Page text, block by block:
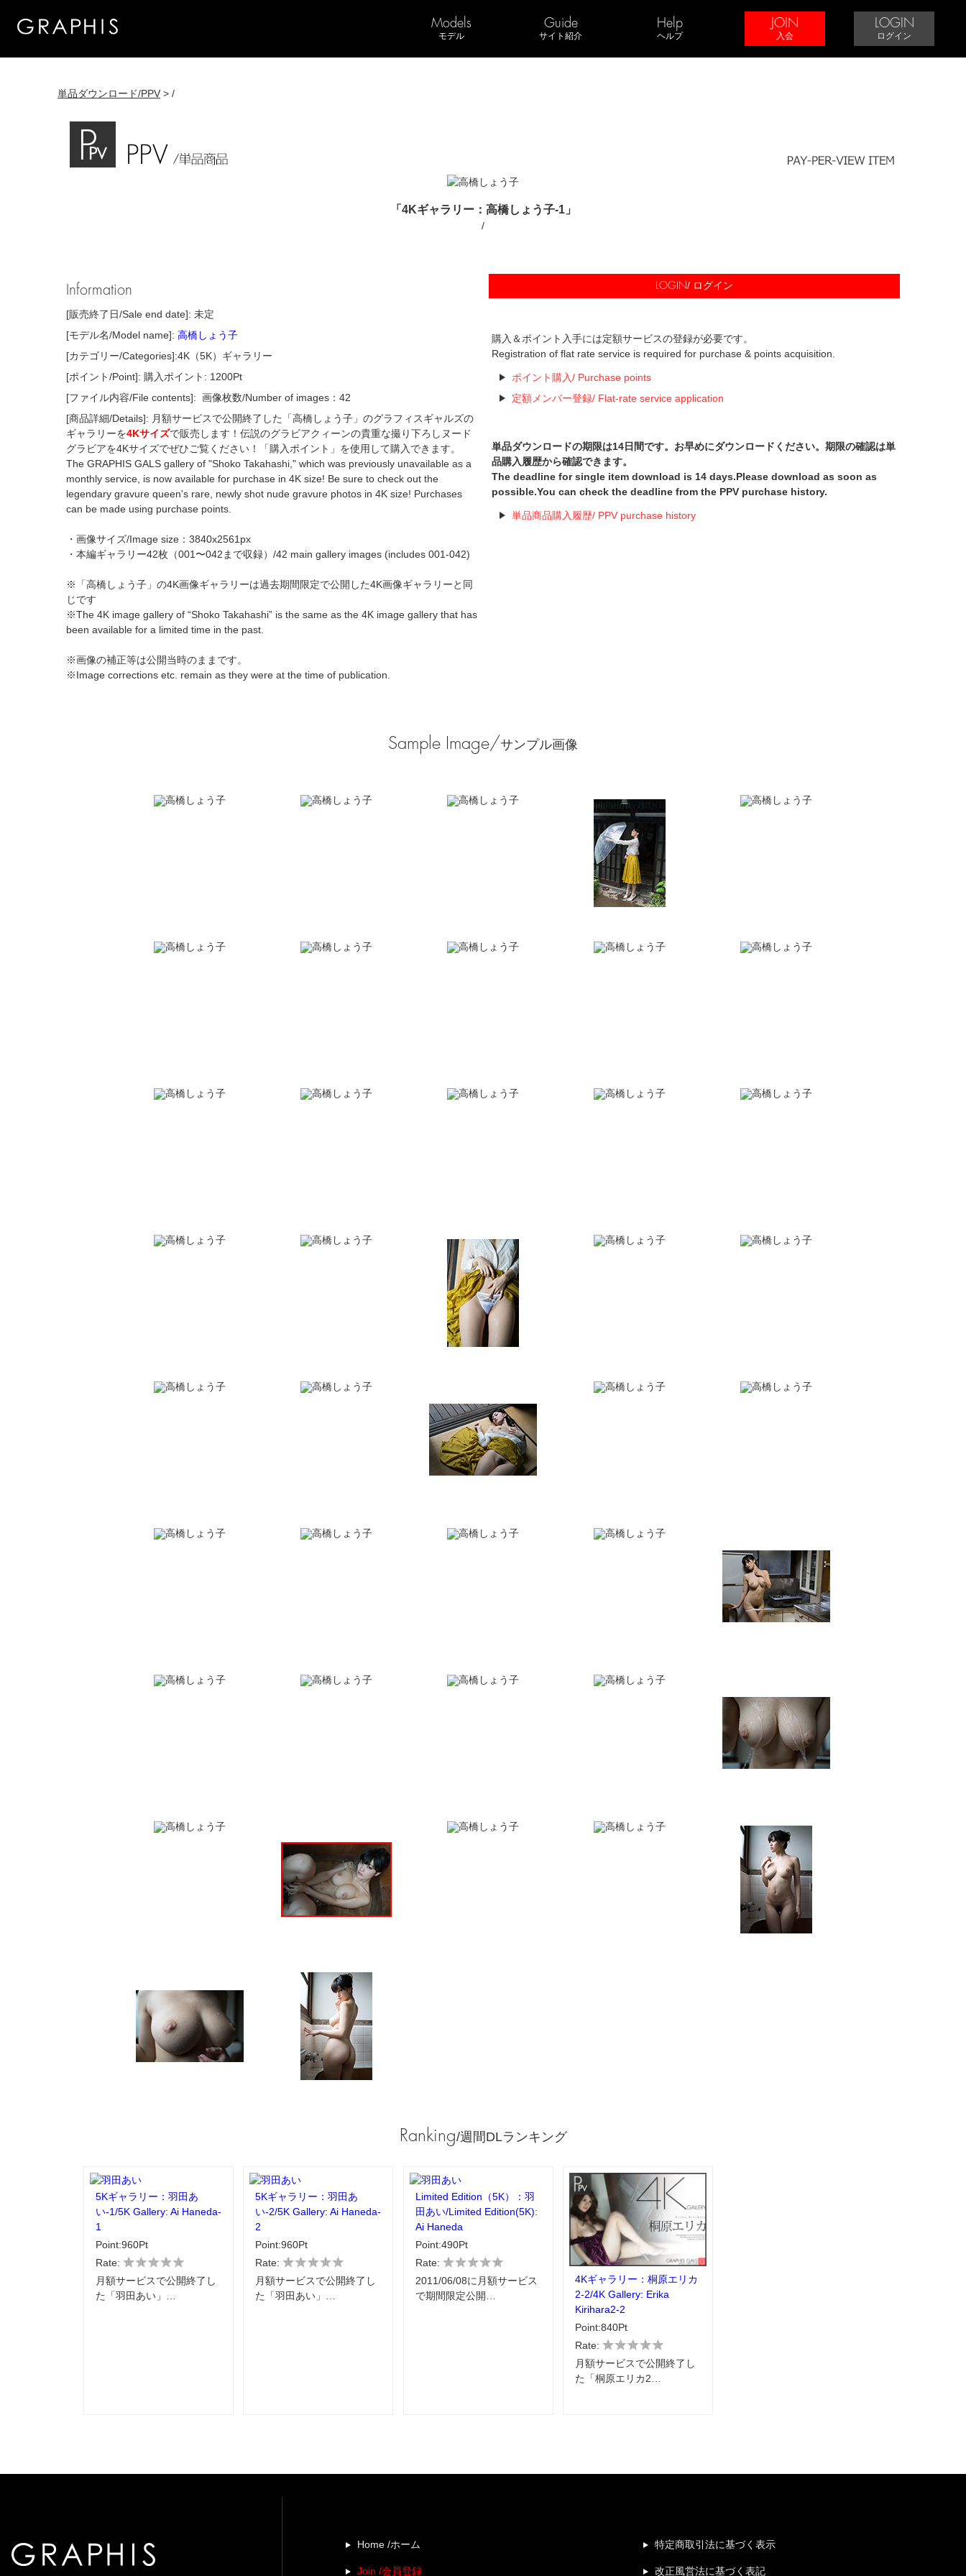
Models
モデル
Guide
サイト紹介
Help
ヘルプ
JOIN
入会
LOGIN
ログイン
単品ダウンロード/PPV > /
「4Kギャラリー：高橋しょう子-1」
/
Information
[販売終了日/Sale end date]: 未定
[モデル名/Model name]: 高橋しょう子
[カテゴリー/Categories]:4K（5K）ギャラリー
[ポイント/Point]: 購入ポイント: 1200Pt
[ファイル内容/File contents]: 画像枚数/Number of images：42
[商品詳細/Details]: 月額サービスで公開終了した「高橋しょう子」のグラフィスギャルズの
ギャラリーを4Kサイズで販売します！伝説のグラビアクィーンの貴重な撮り下ろしヌード
グラビアを4Kサイズでぜひご覧ください！「購入ポイント」を使用して購入できます。
The GRAPHIS GALS gallery of "Shoko Takahashi," which was previously unavailable as a
monthly service, is now available for purchase in 4K size! Be sure to check out the
legendary gravure queen's rare, newly shot nude gravure photos in 4K size! Purchases
can be made using purchase points.
・画像サイズ/Image size：3840x2561px
・本編ギャラリー42枚（001〜042まで収録）/42 main gallery images (includes 001-042)
※「高橋しょう子」の4K画像ギャラリーは過去期間限定で公開した4K画像ギャラリーと同
じです
※The 4K image gallery of “Shoko Takahashi” is the same as the 4K image gallery that has
been available for a limited time in the past.
※画像の補正等は公開当時のままです。
※Image corrections etc. remain as they were at the time of publication.
LOGIN/ ログイン
購入＆ポイント入手には定額サービスの登録が必要です。
Registration of flat rate service is required for purchase & points acquisition.
ポイント購入/ Purchase points
定額メンバー登録/ Flat-rate service application
単品ダウンロードの期限は14日間です。お早めにダウンロードください。期限の確認は単
品購入履歴から確認できます。
The deadline for single item download is 14 days.Please download as soon as
possible.You can check the deadline from the PPV purchase history.
単品商品購入履歴/ PPV purchase history
Sample Image/サンプル画像
Ranking/週間DLランキング
5Kギャラリー：羽田あ
い-1/5K Gallery: Ai Haneda-
1
Point:960Pt
Rate:
月額サービスで公開終了し
た「羽田あい」…
5Kギャラリー：羽田あ
い-2/5K Gallery: Ai Haneda-
2
Point:960Pt
Rate:
月額サービスで公開終了し
た「羽田あい」…
Limited Edition（5K）：羽
田あい/Limited Edition(5K):
Ai Haneda
Point:490Pt
Rate:
2011/06/08に月額サービス
で期間限定公開…
4Kギャラリー：桐原エリカ
2-2/4K Gallery: Erika
Kirihara2-2
Point:840Pt
Rate:
月額サービスで公開終了し
た「桐原エリカ2…
Home /ホーム
Join /会員登録
特定商取引法に基づく表示
改正風営法に基づく表記